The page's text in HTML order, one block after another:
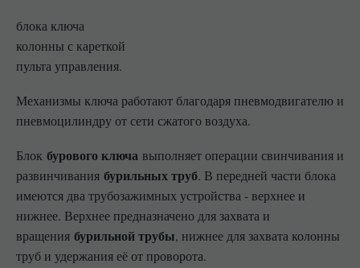
блока ключа
колонны с кареткой
пульта управления.
Механизмы ключа работают благодаря пневмодвигателю и
пневмоцилиндру от сети сжатого воздуха.
Блок бурового ключа выполняет операции свинчивания и
развинчивания бурильных труб. В передней части блока
имеются два трубозажимных устройства - верхнее и
нижнее. Верхнее предназначено для захвата и
вращения бурильной трубы, нижнее для захвата колонны
труб и удержания её от проворота.